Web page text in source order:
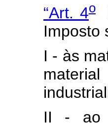
“Art. 4o
Imposto
I - às
II - ao